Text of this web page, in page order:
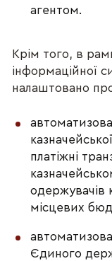
агентом.
Крім того, в
інформаційної
налаштовано
платіжні
одержувачів
місцевих
Єдиного